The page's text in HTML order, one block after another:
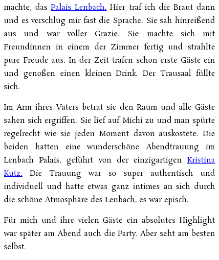
machte, dasPalais Lenbach. Hier traf ich die Braut dann
und es verschlug mir fast die Sprache. Sie sah hinreißend
aus und war voller Grazie. Sie machte sich mit
Freundinnen in einem der Zimmer fertig und strahlte
pure Freude aus. In der Zeit trafen schon erste Gäste ein
und genoßen einen kleinen Drink. Der Trausaal füllte
sich.
Im Arm ihres Vaters betrat sie den Raum und alle Gäste
sahen sich ergriffen. Sie lief auf Michi zu und man spürte
regelrecht wie sie jeden Moment davon auskostete. Die
beiden hatten eine wunderschöne Abendtrauung im
Lenbach Palais, geführt von der einzigartigen Kristina
Kutz. Die Trauung war so super authentisch und
individuell und hatte etwas ganz intimes an sich durch
die schöne Atmosphäre des Lenbach, es war episch.
Für mich und ihre vielen Gäste ein absolutes Highlight
war später am Abend auch die Party. Aber seht am besten
selbst.